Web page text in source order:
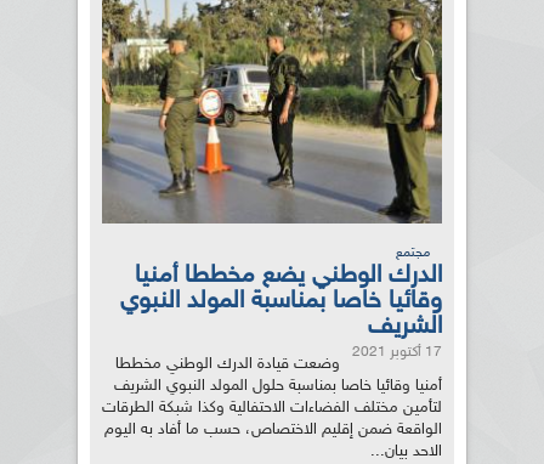
مجتمع
الدرك الوطني يضع مخططا أمنيا
وقائيا خاصا بمناسبة المولد النبوي
الشريف
17 أكتوبر 2021
وضعت قيادة الدرك الوطني مخططا
أمنيا وقائيا خاصا بمناسبة حلول المولد النبوي الشريف
لتأمين مختلف الفضاءات الاحتفالية وكذا شبكة الطرقات
الواقعة ضمن إقليم الاختصاص، حسب ما أفاد به اليوم
الاحد بيان...